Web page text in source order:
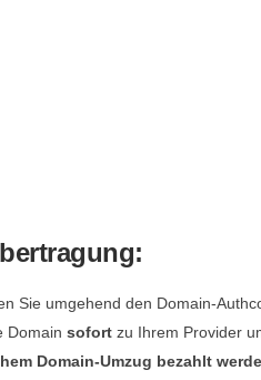
Sie umgehend den Domain-
Domain sofort zu Ihrem Provider
Domain-Umzug bezahlt